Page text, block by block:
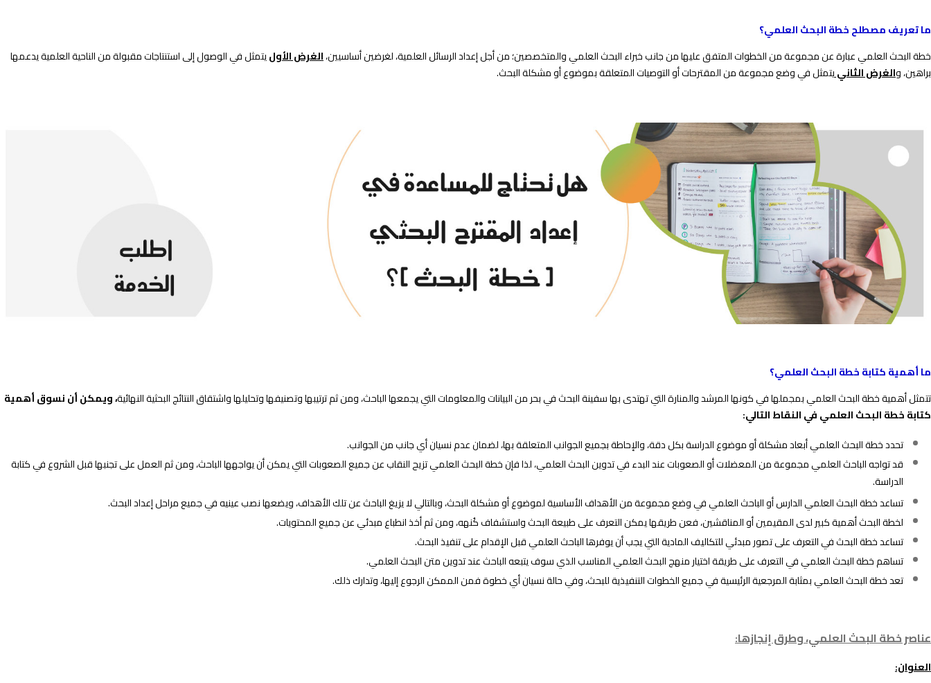
ما تعريف مصطلح خطة البحث العلمي؟
خطة البحث العلمي عبارة عن مجموعة من الخطوات المتفق عليها من جانب خبراء البحث العلمي والمتخصصين؛ من أجل إعداد الرسائل العلمية، لغرضين أساسيين،الغرض الأوليتمثل في الوصول إلى استنتاجات مقبولة من الناحية العلمية يدعمها
براهين، والغرض الثانييتمثل في وضع مجموعة من المقترحات أو التوصيات المتعلقة بموضوع أو مشكلة البحث.
ما أهمية كتابة خطة البحث العلمي؟
تتمثل أهمية خطة البحث العلمي بمجملها في كونها المرشد والمنارة التي تهتدى بها سفينة البحث في بحر من البيانات والمعلومات التي يجمعها الباحث، ومن ثم ترتيبها وتصنيفها وتحليلها واشتقاق النتائج البحثية النهائية، ويمكن أن نسوق أهمية
كتابة خطة البحث العلمي في النقاط التالي:
تحدد خطة البحث العلمي أبعاد مشكلة أو موضوع الدراسة بكل دقة، والإحاطة بجميع الجوانب المتعلقة بها، لضمان عدم نسيان أي جانب من الجوانب.
قد تواجه الباحث العلمي مجموعة من المعضلات أو الصعوبات عند البدء في تدوين البحث العلمي، لذا فإن خطة البحث العلمي تزيح النقاب عن جميع الصعوبات التي يمكن أن يواجهها الباحث، ومن ثم العمل على تجنبها قبل الشروع في كتابة
الدراسة.
تساعد خطة البحث العلمي الدارس أو الباحث العلمي في وضع مجموعة من الأهداف الأساسية لموضوع أو مشكلة البحث، وبالتالي لا يزيغ الباحث عن تلك الأهداف، ويضعها نصب عينيه في جميع مراحل إعداد البحث.
لخطة البحث أهمية كبير لدى المقيمين أو المناقشين، فعن طريقها يمكن التعرف على طبيعة البحث واستشفاف كُنهه، ومن ثم أخذ انطباع مبدئي عن جميع المحتويات.
تساعد خطة البحث في التعرف على تصور مبدئي للتكاليف المادية التي يجب أن يوفرها الباحث العلمي قبل الإقدام على تنفيذ البحث.
تساهم خطة البحث العلمي في التعرف على طريقة اختيار منهج البحث العلمي المناسب الذي سوف يتبعه الباحث عند تدوين متن البحث العلمي.
تعد خطة البحث العلمي بمثابة المرجعية الرئيسية في جميع الخطوات التنفيذية للبحث، وفي حالة نسيان أي خطوة فمن الممكن الرجوع إليها، وتدارك ذلك.
عناصر خطة البحث العلمي، وطرق إنجازها:
العنوان: